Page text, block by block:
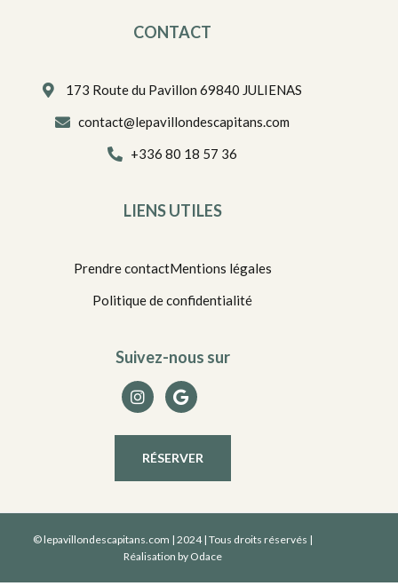
CONTACT
173 Route du Pavillon 69840 JULIENAS
contact@lepavillondescapitans.com
+336 80 18 57 36
LIENS UTILES
Prendre contactMentions légales
Politique de confidentialité
Suivez-nous sur
RÉSERVER
© lepavillondescapitans.com | 2024 | Tous droits réservés |
Réalisation by Odace